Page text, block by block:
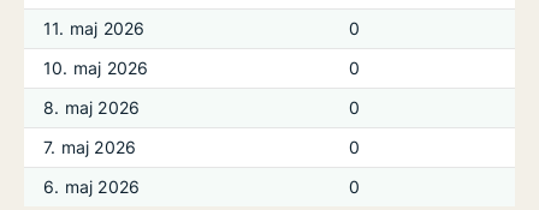
11. maj 2026
0
10. maj 2026
0
8. maj 2026
0
7. maj 2026
0
6. maj 2026
0